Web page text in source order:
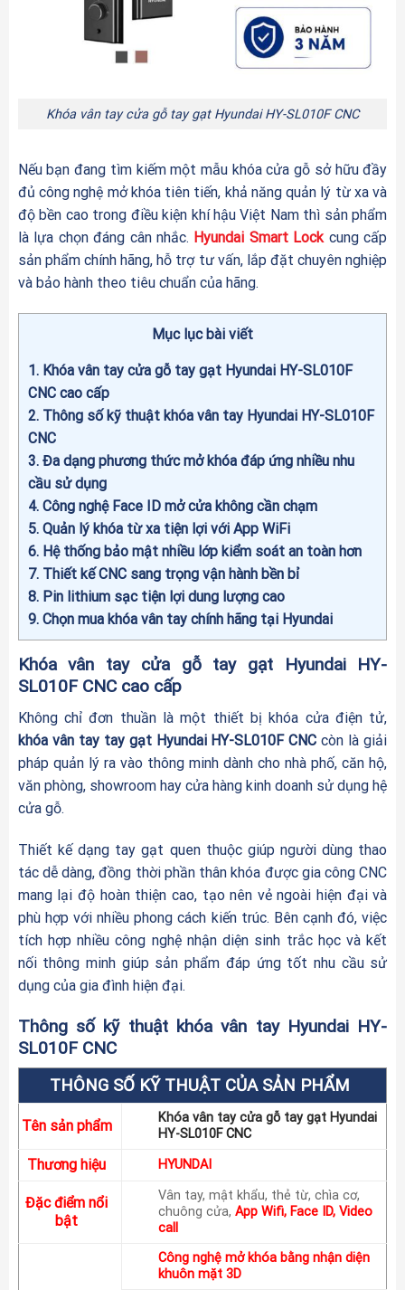
Khóa vân tay cửa gỗ tay gạt Hyundai HY-SL010F CNC
Nếu bạn đang tìm kiếm một mẫu khóa cửa gỗ sở hữu đầy
đủ công nghệ mở khóa tiên tiến, khả năng quản lý từ xa và
độ bền cao trong điều kiện khí hậu Việt Nam thì sản phẩm
là lựa chọn đáng cân nhắc. Hyundai Smart Lock cung cấp
sản phẩm chính hãng, hỗ trợ tư vấn, lắp đặt chuyên nghiệp
và bảo hành theo tiêu chuẩn của hãng.
Mục lục bài viết
1 Khóa vân tay cửa gỗ tay gạt Hyundai HY-SL010F
CNC cao cấp
2Thông số kỹ thuật khóa vân tay Hyundai HY-SL010F
CNC
3Đa dạng phương thức mở khóa đáp ứng nhiều nhu
cầu sử dụng
4Công nghệ Face ID mở cửa không cần chạm
5Quản lý khóa từ xa tiện lợi với App WiFi
6Hệ thống bảo mật nhiều lớp kiểm soát an toàn hơn
7Thiết kế CNC sang trọng vận hành bền bỉ
8Pin lithium sạc tiện lợi dung lượng cao
9Chọn mua khóa vân tay chính hãng tại Hyundai
Khóa vân tay cửa gỗ tay gạt Hyundai HY-
SL010F CNC cao cấp
Không chỉ đơn thuần là một thiết bị khóa cửa điện tử,
khóa vân tay tay gạt Hyundai HY-SL010F CNC còn là giải
pháp quản lý ra vào thông minh dành cho nhà phố, căn hộ,
văn phòng, showroom hay cửa hàng kinh doanh sử dụng hệ
cửa gỗ.
Thiết kế dạng tay gạt quen thuộc giúp người dùng thao
tác dễ dàng, đồng thời phần thân khóa được gia công CNC
mang lại độ hoàn thiện cao, tạo nên vẻ ngoài hiện đại và
phù hợp với nhiều phong cách kiến trúc. Bên cạnh đó, việc
tích hợp nhiều công nghệ nhận diện sinh trắc học và kết
nối thông minh giúp sản phẩm đáp ứng tốt nhu cầu sử
dụng của gia đình hiện đại.
Thông số kỹ thuật khóa vân tay Hyundai HY-
SL010F CNC
THÔNG SỐ KỸ THUẬT CỦA SẢN PHẨM
Tên sản phẩm
Khóa vân tay cửa gỗ tay gạt Hyundai
HY-SL010F CNC
Thương hiệu HYUNDAI
Đặc điểm nổi
bật
Vân tay, mật khẩu, thẻ từ, chìa cơ,
chuông cửa, App Wifi, Face ID, Video
call
Công nghệ mở khóa bằng nhận diện
khuôn mặt 3D